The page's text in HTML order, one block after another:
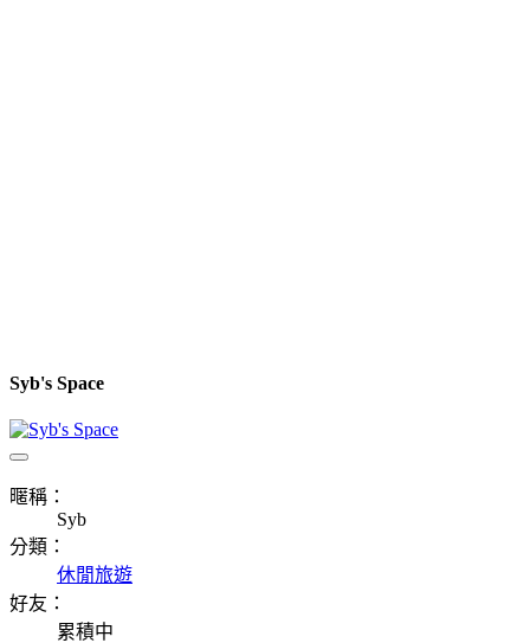
Syb's Space
暱稱：
Syb
分類：
休閒旅遊
好友：
累積中